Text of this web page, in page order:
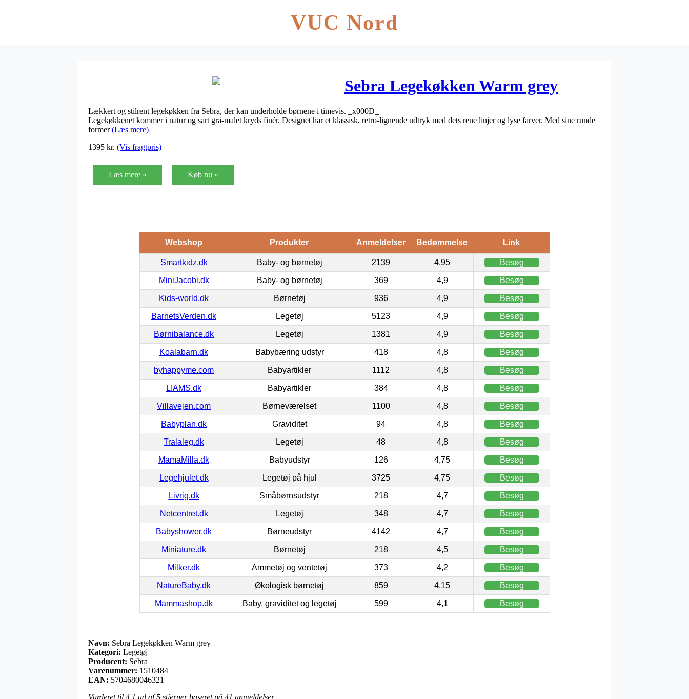
VUC Nord
Sebra Legekøkken Warm grey
Lækkert og stilrent legekøkken fra Sebra, der kan underholde børnene i timevis. _x000D_
Legekøkkenet kommer i natur og sart grå-malet kryds finér. Designet har et klassisk, retro-lignende udtryk med dets rene linjer og lyse farver. Med sine runde
former(Læs mere)
1395 kr. (Vis fragtpris)
Læs mere » Køb nu »
Webshop Produkter Anmeldelser Bedømmelse Link
Smartkidz.dk Baby- og børnetøj 2139 4,95 Besøg
MiniJacobi.dk Baby- og børnetøj 369 4,9 Besøg
Kids-world.dk Børnetøj 936 4,9 Besøg
BarnetsVerden.dk Legetøj 5123 4,9 Besøg
Børnibalance.dk Legetøj 1381 4,9 Besøg
Koalabarn.dk Babybæring udstyr 418 4,8 Besøg
byhappyme.com Babyartikler 1112 4,8 Besøg
LIAMS.dk Babyartikler 384 4,8 Besøg
Villavejen.com Børneværelset 1100 4,8 Besøg
Babyplan.dk Graviditet 94 4,8 Besøg
Tralaleg.dk Legetøj 48 4,8 Besøg
MamaMilla.dk Babyudstyr 126 4,75 Besøg
Legehjulet.dk Legetøj på hjul 3725 4,75 Besøg
Livrig.dk Småbørnsudstyr 218 4,7 Besøg
Netcentret.dk Legetøj 348 4,7 Besøg
Babyshower.dk Børneudstyr 4142 4,7 Besøg
Miniature.dk Børnetøj 218 4,5 Besøg
Milker.dk Ammetøj og ventetøj 373 4,2 Besøg
NatureBaby.dk Økologisk børnetøj 859 4,15 Besøg
Mammashop.dk Baby, graviditet og legetøj 599 4,1 Besøg
Navn: Sebra Legekøkken Warm grey
Kategori: Legetøj
Producent: Sebra
Varenummer: 1510484
EAN: 5704680046321
Vurderet til 4.1 ud af 5 stjerner baseret på 41 anmeldelser